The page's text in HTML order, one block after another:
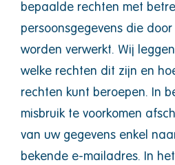
bepaalde rechten met
persoonsgegevens die
worden verwerkt. Wij
welke rechten dit zijn en
rechten kunt beroepen. In
misbruik te voorkomen
van uw gegevens enkel
bekende e-mailadres. In